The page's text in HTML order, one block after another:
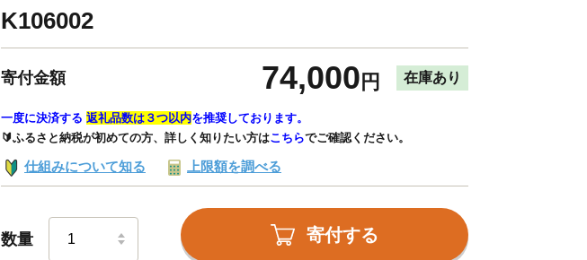
K106002
寄付金額 74,000 円 在庫あり
一度に決済する 返礼品数は３つ以内を推奨しております。
🔰ふるさと納税が初めての方、詳しく知りたい方はこちらでご確認ください。
仕組みについて知る 上限額を調べる
数量 寄付する